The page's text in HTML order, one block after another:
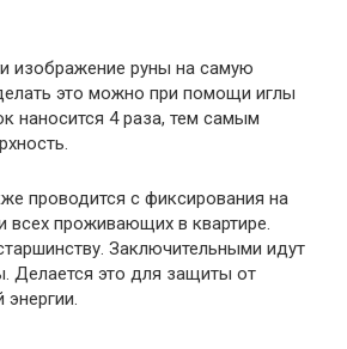
изображение руны на самую
это можно при помощи иглы
наносится 4 раза, тем самым
проводится с фиксирования на
всех проживающих в квартире.
Заключительными идут
это для защиты от